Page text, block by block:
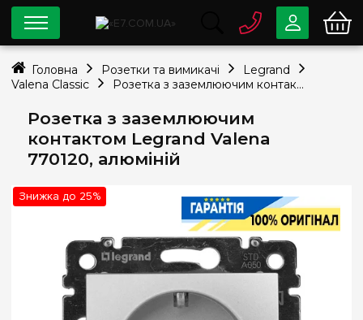
Розетка з заземлюючим
контактом Legrand Valena
770120, алюміній
Знижка до 25%
0 80033-63-07
Безкоштовно
info@e7.com.ua
044334-79-78
Viber Telegram
Головна Розетки та вимикачі
Legrand
Valena Classic
Розетка з заземлюючим контактом Legrand Valena 770120, алюміній